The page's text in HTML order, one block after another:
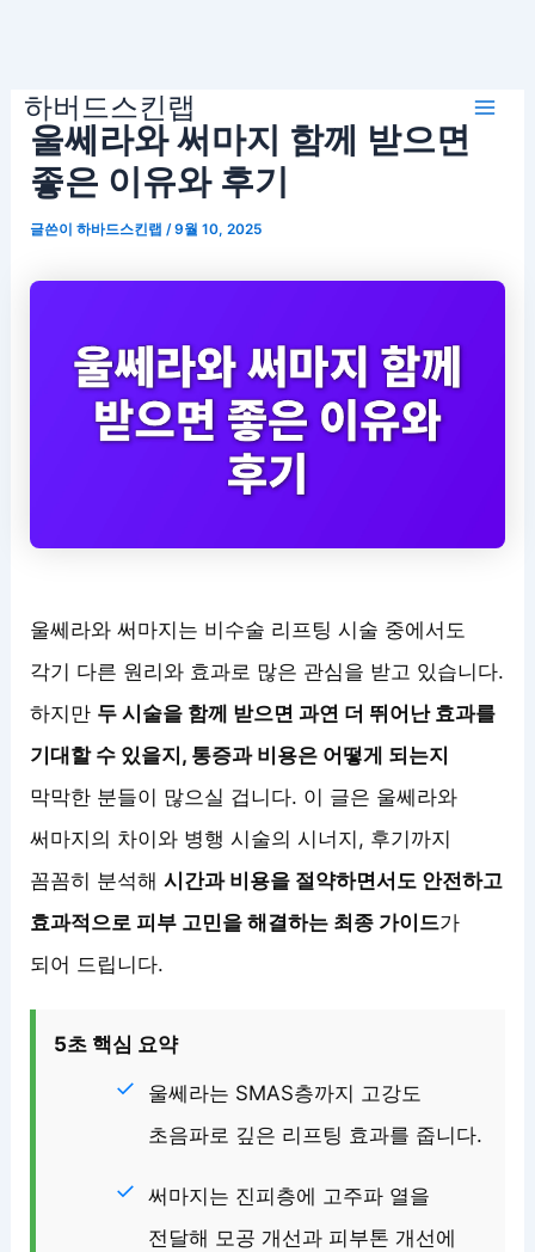
하버드스킨랩
울쎄라와 써마지 함께 받으면
좋은 이유와 후기
글쓴이하바드스킨랩/9월 10, 2025
울쎄라와 써마지는 비수술 리프팅 시술 중에서도
각기 다른 원리와 효과로 많은 관심을 받고 있습니다.
하지만 두 시술을 함께 받으면 과연 더 뛰어난 효과를
기대할 수 있을지, 통증과 비용은 어떻게 되는지
막막한 분들이 많으실 겁니다. 이 글은 울쎄라와
써마지의 차이와 병행 시술의 시너지, 후기까지
꼼꼼히 분석해시간과 비용을 절약하면서도 안전하고
효과적으로 피부 고민을 해결하는 최종 가이드가
되어 드립니다.
5초 핵심 요약
울쎄라는 SMAS층까지 고강도
초음파로 깊은 리프팅 효과를 줍니다.
써마지는 진피층에 고주파 열을
전달해 모공 개선과 피부톤 개선에